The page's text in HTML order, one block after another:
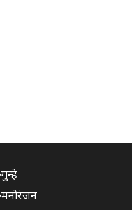
गुन्हे
मनोरंजन